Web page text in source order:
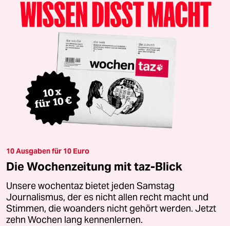
10 Ausgaben für 10 Euro
Die Wochenzeitung mit taz-Blick
Unsere wochentaz bietet jeden Samstag
Journalismus, der es nicht allen recht macht und
Stimmen, die woanders nicht gehört werden. Jetzt
zehn Wochen lang kennenlernen.